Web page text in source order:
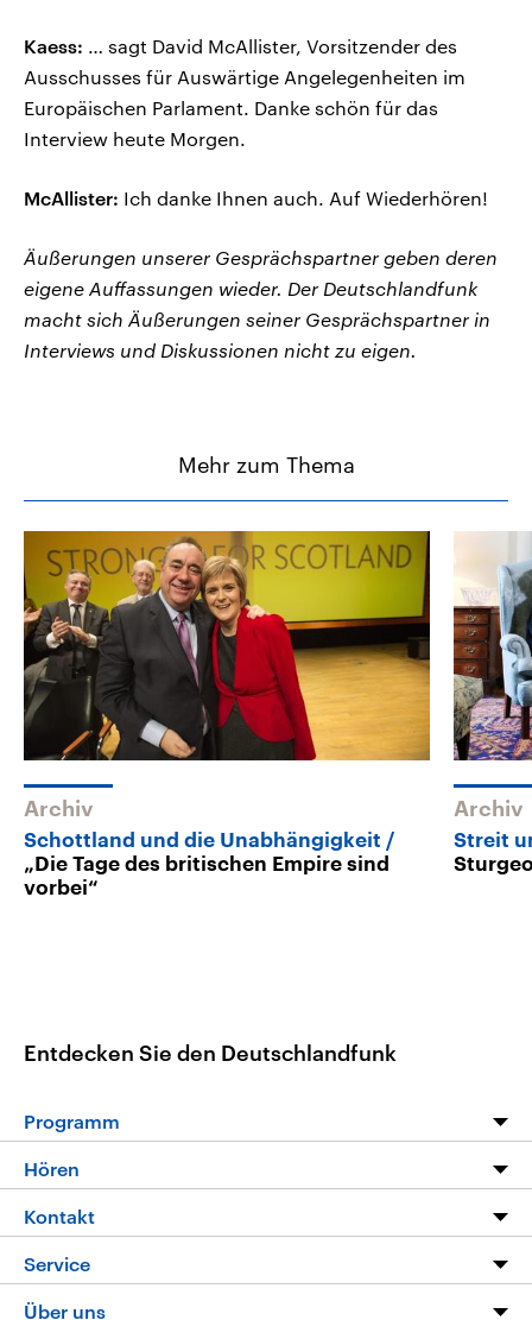
Kaess: … sagt David McAllister, Vorsitzender des
Ausschusses für Auswärtige Angelegenheiten im
Europäischen Parlament. Danke schön für das
Interview heute Morgen.
McAllister: Ich danke Ihnen auch. Auf Wiederhören!
Äußerungen unserer Gesprächspartner geben deren
eigene Auffassungen wieder. Der Deutschlandfunk
macht sich Äußerungen seiner Gesprächspartner in
Interviews und Diskussionen nicht zu eigen.
Mehr zum Thema
Archiv
Schottland und die Unabhängigkeit
„Die Tage des britischen Empire sind
vorbei“
Archiv
Streit
Entdecken Sie den Deutschlandfunk
Programm
Programm
Die Nachrichten
Nachrichtenleicht
Neue Beiträge auf dlf.de
Hören
Livestream
Podcasts
Kontakt
Hörerservice
Service
FAQ
Über uns